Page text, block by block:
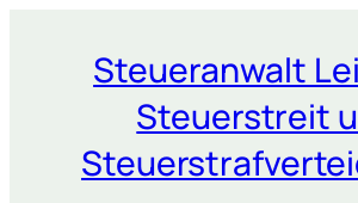
springenSteueranwalt
Steuerstreit